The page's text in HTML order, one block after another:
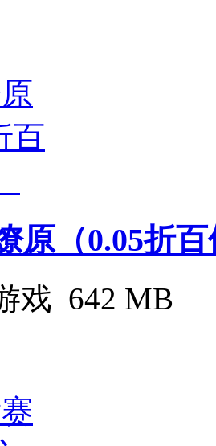
原（0.05折
戏 642 MB